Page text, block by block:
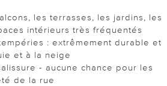
les terrasses, les jardins, les
intérieurs très fréquentés
: extrêmement durable et
et à la neige
- aucune chance pour les
de la rue